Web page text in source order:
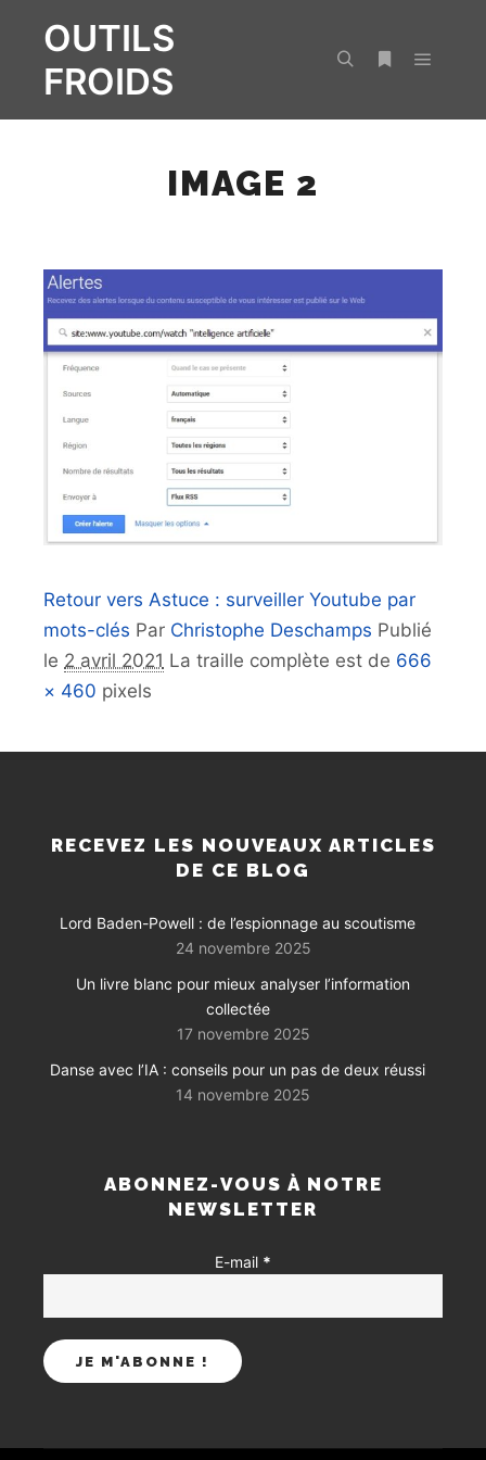
OUTILS
FROIDS
IMAGE 2
Retour vers Astuce : surveiller Youtube par
mots-clés Par Christophe Deschamps Publié
le 2 avril 2021 La traille complète est de 666
× 460 pixels
RECEVEZ LES NOUVEAUX ARTICLES
DE CE BLOG
Lord Baden-Powell : de l’espionnage au scoutisme
24 novembre 2025
Un livre blanc pour mieux analyser l’information
collectée
17 novembre 2025
Danse avec l’IA : conseils pour un pas de deux réussi
14 novembre 2025
ABONNEZ-VOUS À NOTRE
NEWSLETTER
E-mail *